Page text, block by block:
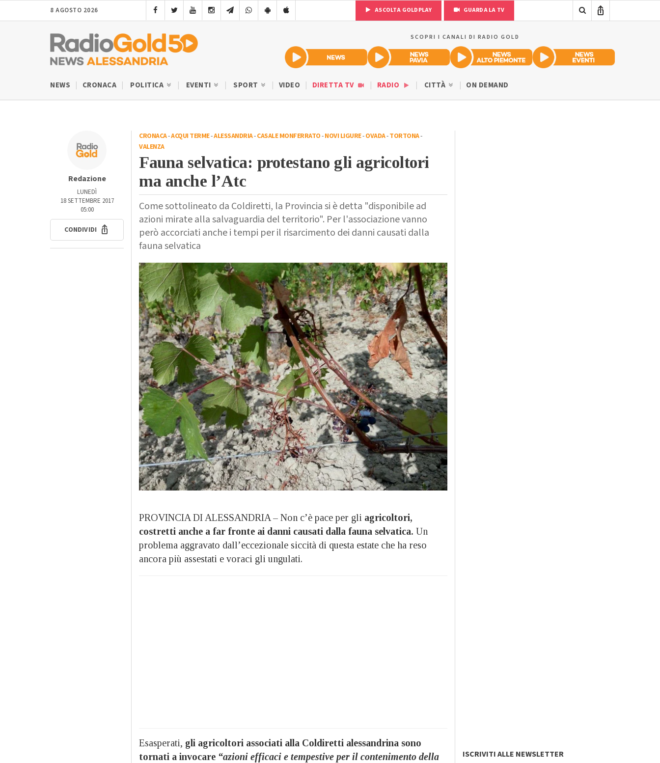
8 AGOSTO 2026 ASCOLTA GOLDPLAY GUARDA LA TV
SCOPRI I CANALI DI RADIO GOLD
NEWS CRONACA POLITICA EVENTI SPORT VIDEO DIRETTA TV RADIO CITTÀ ON DEMAND
Redazione
LUNEDÌ
18 SETTEMBRE 2017
05:00
CONDIVIDI
CRONACA-ACQUI TERME-ALESSANDRIA-CASALE MONFERRATO-NOVI LIGURE-OVADA-TORTONA-
VALENZA
Fauna selvatica: protestano gli agricoltori
ma anche l’Atc
Come sottolineato da Coldiretti, la Provincia si è detta "disponibile ad
azioni mirate alla salvaguardia del territorio". Per l'associazione vanno
però accorciati anche i tempi per il risarcimento dei danni causati dalla
fauna selvatica
PROVINCIA DI ALESSANDRIA – Non c’è pace per gli agricoltori,
costretti anche a far fronte ai danni causati dalla fauna selvatica. Un
problema aggravato dall’eccezionale siccità di questa estate che ha reso
ancora più assestati e voraci gli ungulati.
Esasperati, gli agricoltori associati alla Coldiretti alessandrina sono
tornati a invocare “azioni efficaci e tempestive per il contenimento della
ISCRIVITI ALLE NEWSLETTER